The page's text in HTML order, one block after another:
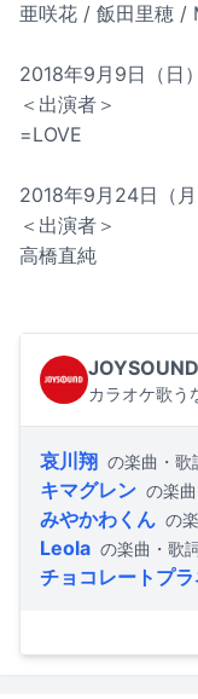
亜咲花 / 飯田里穂 /
2018年9月9日（日）
＜出演者＞
=LOVE
2018年9月24日（月
＜出演者＞
高橋直純
カラオケ歌う
哀川翔 の楽曲・歌
キマグレン の楽
みやかわくん の
Leola の楽曲・歌
チョコレートプラ